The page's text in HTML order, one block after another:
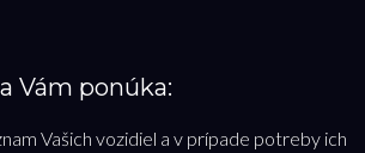
Vám ponúka:
Vašich vozidiel a v prípade potreby ich